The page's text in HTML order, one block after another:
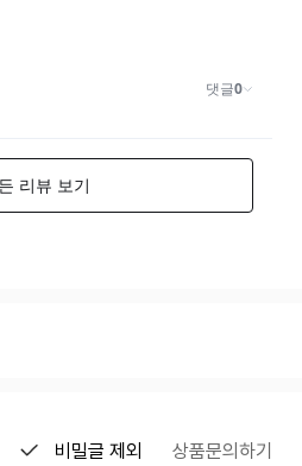
비밀글 제외 상품문의하기